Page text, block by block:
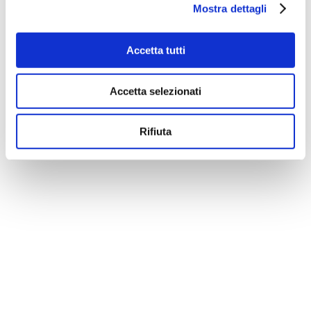
Mostra dettagli
Accetta tutti
Accetta selezionati
Rifiuta